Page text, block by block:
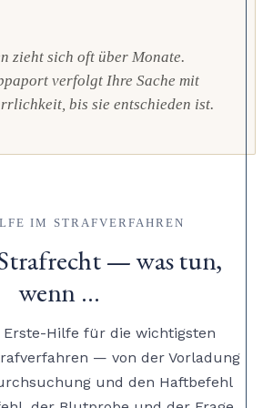
zieht sich oft über Monate.
verfolgt Ihre Sache mit
bis sie entschieden ist.
IM STRAFVERFAHREN
— was tun,
wenn …
Erste-Hilfe für die wichtigsten
— von der Vorladung
und den Haftbefehl